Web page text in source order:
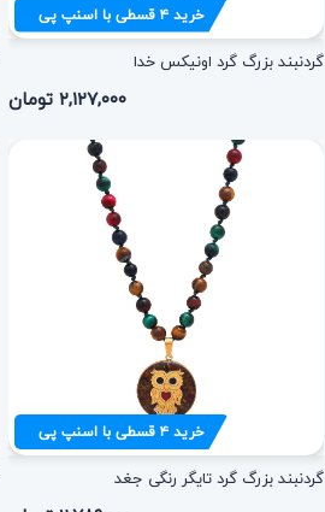
خرید۴قسطی با اسنپ پی
گردنبند بزرگ گرد اونیکس خدا
۲,۱۲۷,۰۰۰ تومان
خرید۴قسطی با اسنپ پی
گردنبند بزرگ گرد تایگر رنگی جغد